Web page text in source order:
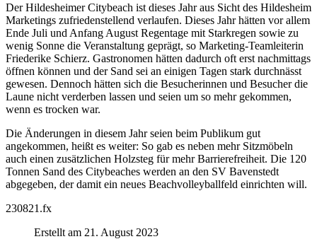
Der Hildesheimer Citybeach ist dieses Jahr aus Sicht des Hildesheim
Marketings zufriedenstellend verlaufen. Dieses Jahr hätten vor allem
Ende Juli und Anfang August Regentage mit Starkregen sowie zu
wenig Sonne die Veranstaltung geprägt, so Marketing-Teamleiterin
Friederike Schierz. Gastronomen hätten dadurch oft erst nachmittags
öffnen können und der Sand sei an einigen Tagen stark durchnässt
gewesen. Dennoch hätten sich die Besucherinnen und Besucher die
Laune nicht verderben lassen und seien um so mehr gekommen,
wenn es trocken war.
Die Änderungen in diesem Jahr seien beim Publikum gut
angekommen, heißt es weiter: So gab es neben mehr Sitzmöbeln
auch einen zusätzlichen Holzsteg für mehr Barrierefreiheit. Die 120
Tonnen Sand des Citybeaches werden an den SV Bavenstedt
abgegeben, der damit ein neues Beachvolleyballfeld einrichten will.
230821.fx
Erstellt am 21. August 2023